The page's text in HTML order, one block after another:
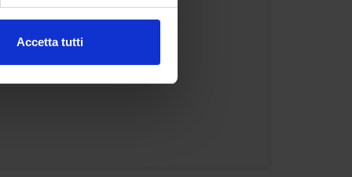
che hai fornito loro o
Accetta tutti